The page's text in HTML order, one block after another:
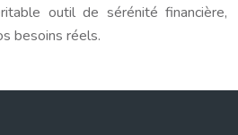
outil de sérénité financière,
besoins réels.